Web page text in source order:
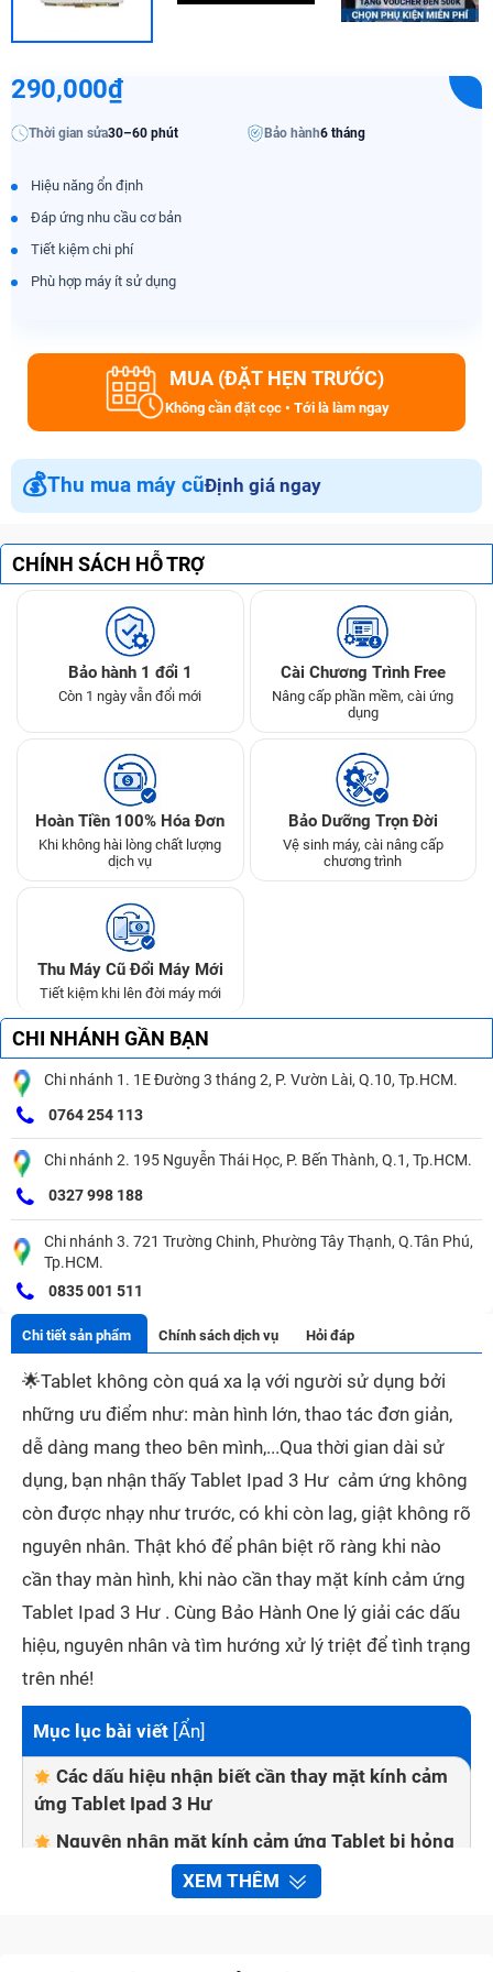
290,000₫
Thời gian sửa30–60 phút Bảo hành6 tháng
Hiệu năng ổn định
Đáp ứng nhu cầu cơ bản
Tiết kiệm chi phí
Phù hợp máy ít sử dụng
MUA (ĐẶT HẸN TRƯỚC)
Không cần đặt cọc • Tới là làm ngay
💰Thu mua máy cũĐịnh giá ngay
CHÍNH SÁCH HỖ TRỢ
Bảo hành 1 đổi 1
Còn 1 ngày vẫn đổi mới
Cài Chương Trình Free
Nâng cấp phần mềm, cài ứng
dụng
Hoàn Tiền 100% Hóa Đơn
Khi không hài lòng chất lượng
dịch vụ
Bảo Dưỡng Trọn Đời
Vệ sinh máy, cài nâng cấp
chương trình
Thu Máy Cũ Đổi Máy Mới
Tiết kiệm khi lên đời máy mới
CHI NHÁNH GẦN BẠN
Chi nhánh 1. 1E Đường 3 tháng 2, P. Vườn Lài, Q.10, Tp.HCM.
0764 254 113
Chi nhánh 2. 195 Nguyễn Thái Học, P. Bến Thành, Q.1, Tp.HCM.
0327 998 188
Chi nhánh 3. 721 Trường Chinh, Phường Tây Thạnh, Q.Tân Phú,
Tp.HCM.
0835 001 511
Chi tiết sản phẩm Chính sách dịch vụ Hỏi đáp
🌟Tablet không còn quá xa lạ với người sử dụng bởi
những ưu điểm như: màn hình lớn, thao tác đơn giản,
dễ dàng mang theo bên mình,...Qua thời gian dài sử
dụng, bạn nhận thấy Tablet Ipad 3 Hư cảm ứng không
còn được nhạy như trước, có khi còn lag, giật không rõ
nguyên nhân. Thật khó để phân biệt rõ ràng khi nào
cần thay màn hình, khi nào cần thay mặt kính cảm ứng
Tablet Ipad 3 Hư . Cùng Bảo Hành One lý giải các dấu
hiệu, nguyên nhân và tìm hướng xử lý triệt để tình trạng
trên nhé!
Mục lục bài viết [Ẩn]
Các dấu hiệu nhận biết cần thay mặt kính cảm
ứng Tablet Ipad 3 Hư
Nguyên nhân mặt kính cảm ứng Tablet bị hỏng
Những điều cần biết khi thay mặt kính cảm ứng
XEM THÊM